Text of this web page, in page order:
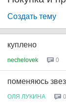
Создать тему
куплено
nechelovek 0
поменяюсь
ОЛЯ ЛУКИНА 0